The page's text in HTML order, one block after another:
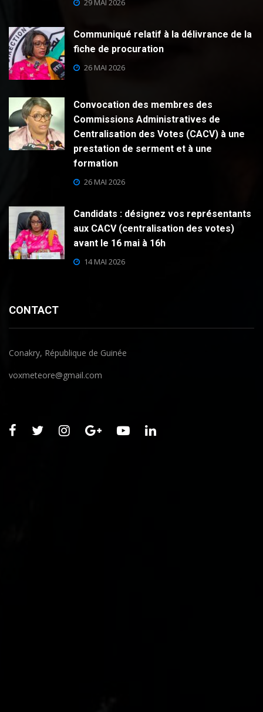
29 MAI 2026
Communiqué relatif à la délivrance de la
fiche de procuration
26 MAI 2026
Convocation des membres des
Commissions Administratives de
Centralisation des Votes (CACV) à une
prestation de serment et à une
formation
26 MAI 2026
Candidats : désignez vos représentants
aux CACV (centralisation des votes)
avant le 16 mai à 16h
14 MAI 2026
CONTACT
Conakry, République de Guinée
voxmeteore@gmail.com